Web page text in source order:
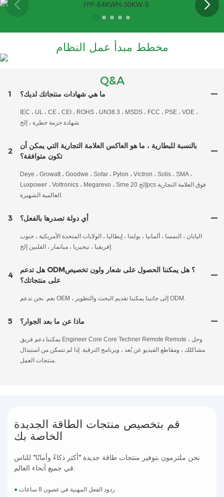
مخطط مبدأ عمل النظام
Q&A
1 ما هي شهادات منتجاتك لديك؟
IEC ، UL ، CE ، CEI ، ROHS ، UN38.3 ، MSDS ، FCC ، PSE ، VDE ،
شهادة حزمة خطرة ، إلخ.
2
بالنسبة للبطارية ، ما هو العاكس العلامة التجارية التي يمكن أن
تكون متوافقة؟
Deye ، Growatt ، Goodwe ، Sofar ، Pylon ، Victron ، Solis ، SMA ،
Luxpower ، Voltronics ، Megarevo ، Srne إلخ 20pcs فوق العلامة التجارية
العالمية الشهيرة.
3 أي دولة تصدرها بالفعل؟
اليابان ، النمسا ، ألمانيا ، بولندا ، إيطاليا ، الولايات المتحدة الأمريكية ، جنوب
إفريقيا ، نيجيريا ، ميانمار ، الفلبين إلخ.
4
هل تدعم ODM؟ هل يمكننا الحصول على شعار ولون تخصيص
على منتجاتك؟
نعم. نحن ندعم OEM ، إلى جانبنا يمكننا تقديم البحث والتطوير ODM.
5 ماذا عن ما بعد الجوار؟
يمكننا دعم فريق Engineer Core Core Techner Remote Remote ، وحل
مشاكلك ، ومقاطع الفيديو عن بُعد ، وبرنامج الترقية. إذا لم نتمكن من استبدال
منتجات العمل.
قم بتخصيص منتجات الطاقة الجديدة
الخاصة بك
نحن ملتزمون بتوفير منتجات طاقة جديدة "أكثر ذكاءً وأمانًا" للناس
في جميع أنحاء العالم.
●
ردود الفعل المهنية في غضون 8 ساعات